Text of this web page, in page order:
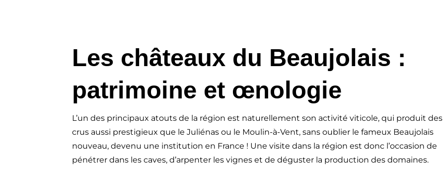
Les châteaux du Beaujolais :
patrimoine et œnologie
L’un des principaux atouts de la région est naturellement son activité viticole, qui produit des
crus aussi prestigieux que le Juliénas ou le Moulin-à-Vent, sans oublier le fameux Beaujolais
nouveau, devenu une institution en France ! Une visite dans la région est donc l’occasion de
pénétrer dans les caves, d’arpenter les vignes et de déguster la production des domaines.